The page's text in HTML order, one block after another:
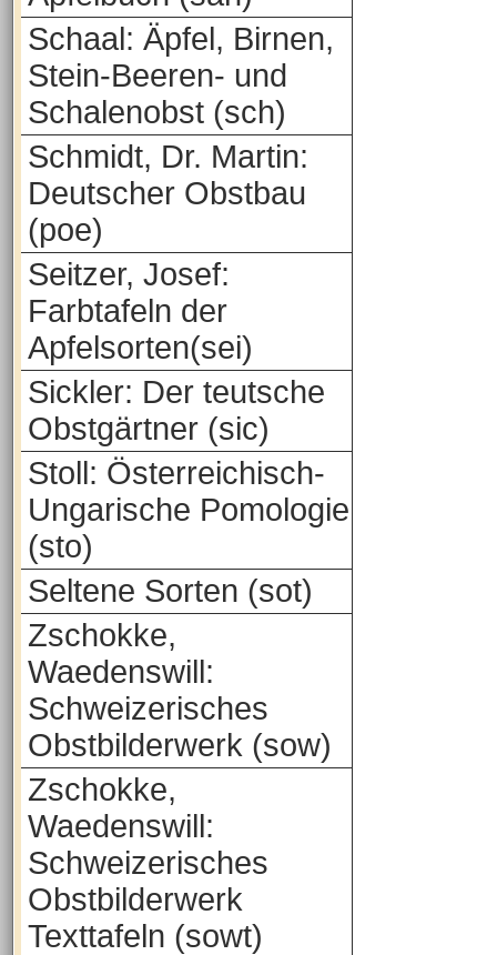
Schaal: Äpfel, Birnen,
Stein-Beeren- und
Schalenobst (sch)
Schmidt, Dr. Martin:
Deutscher Obstbau
(poe)
Seitzer, Josef:
Farbtafeln der
Apfelsorten(sei)
Sickler: Der teutsche
Obstgärtner (sic)
Stoll: Österreichisch-
Ungarische Pomologie
(sto)
Seltene Sorten (sot)
Zschokke,
Waedenswill:
Schweizerisches
Obstbilderwerk (sow)
Zschokke,
Waedenswill:
Schweizerisches
Obstbilderwerk
Texttafeln (sowt)